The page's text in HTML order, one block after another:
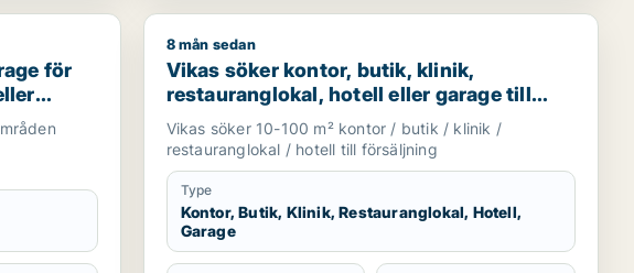
till salu i Stockholms län
uthyrning i Huddinge, Botkyrka eller Haninge m.fl.
för
Vikas söker kontor, butik, klinik, restauranglokal,
8 mån sedan
Vikas söker kontor, butik, klinik,
restauranglokal, hotell eller garage till
salu i Upplands Väsby, Vallentuna eller
Österåker m.fl.
Vikas söker 10-100 m² kontor / butik / klinik /
restauranglokal / hotell till försäljning
Type
Kontor, Butik, Klinik, Restauranglokal, Hotell,
Garage